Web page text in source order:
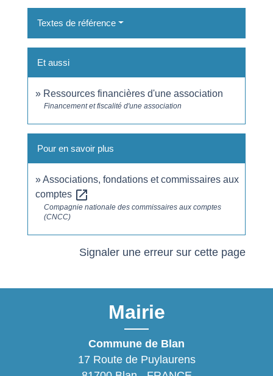
Textes de référence
Et aussi
Ressources financières d'une association
Financement et fiscalité d'une association
Pour en savoir plus
Associations, fondations et commissaires aux
comptes open_in_new
Compagnie nationale des commissaires aux comptes
(CNCC)
Signaler une erreur sur cette page
Mairie
Commune de Blan
17 Route de Puylaurens